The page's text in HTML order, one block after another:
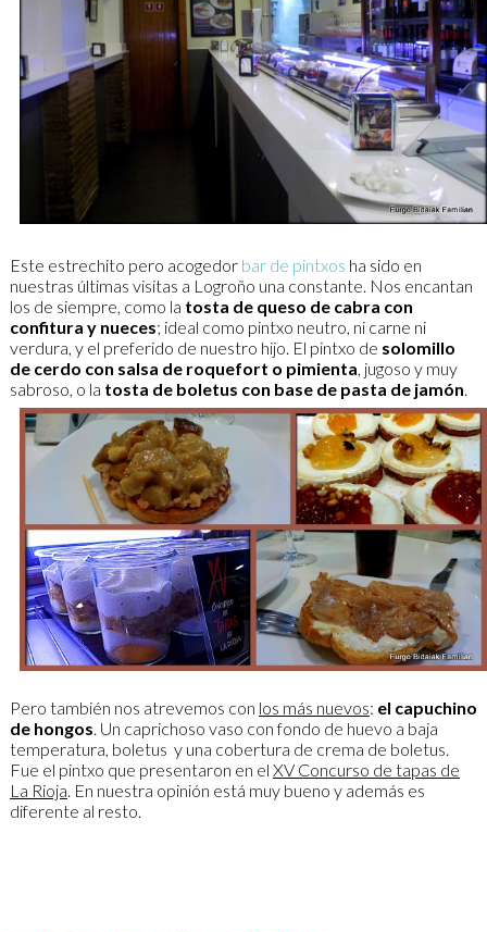
Este estrechito pero acogedor bar de pintxos ha sido en
nuestras últimas visitas a Logroño una constante. Nos encantan
los de siempre, como la tosta de queso de cabra con
confitura y nueces; ideal como pintxo neutro, ni carne ni
verdura, y el preferido de nuestro hijo. El pintxo de solomillo
de cerdo con salsa de roquefort o pimienta , jugoso y muy
sabroso, o la tosta de boletus con base de pasta de jamón
Pero también nos atrevemos con los más nuevos: el capuchino
de hongos . Un caprichoso vaso con fondo de huevo a baja
temperatura, boletus y una cobertura de crema de boletus.
Fue el pintxo que presentaron en el XV Concurso de tapas de
La Rioja . En nuestra opinión está muy bueno y además es
diferente al resto.